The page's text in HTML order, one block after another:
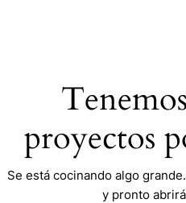
proyectos
Se está cocinando algo
y pronto